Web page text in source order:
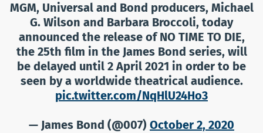
MGM, Universal and Bond producers, Michael
G. Wilson and Barbara Broccoli, today
announced the release of NO TIME TO DIE,
the 25th film in the James Bond series, will
be delayed until 2 April 2021 in order to be
seen by a worldwide theatrical audience.
pic.twitter.com/NqHlU24Ho3
— James Bond (@007) October 2, 2020